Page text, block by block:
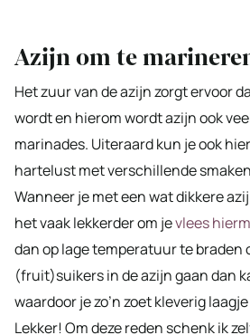
Azijn om te
Het zuur van de azijn zorgt ervoor
wordt en hierom wordt azijn ook
marinades. Uiteraard kun je ook
hartelust met verschillende
Wanneer je met een wat dikkere
het vaak lekkerder om jevlees
dan op lage temperatuur te braden
(fruit)suikers in de azijn gaan dan
waardoor je zo’n zoet kleverig
Lekker! Om deze reden schenk ik